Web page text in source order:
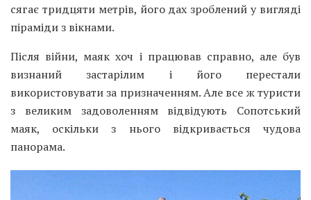
сягає тридцяти метрів, його дах зроблений у вигляді
піраміди з вікнами.
Після війни, маяк хоч і працював справно, але був
визнаний застарілим і його перестали
використовувати за призначенням. Але все ж туристи
з великим задоволенням відвідують Сопотський
маяк, оскільки з нього відкривається чудова
панорама.